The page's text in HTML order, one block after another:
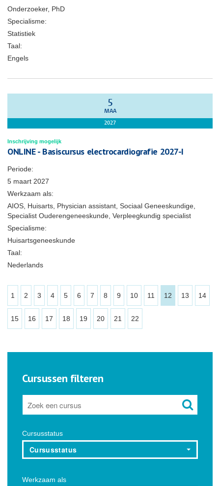
Onderzoeker, PhD
Specialisme:
Statistiek
Taal:
Engels
5
MAA
2027
Inschrijving mogelijk
ONLINE - Basiscursus electrocardiografie 2027-I
Periode:
5 maart 2027
Werkzaam als:
AIOS, Huisarts, Physician assistant, Sociaal Geneeskundige,
Specialist Ouderengeneeskunde, Verpleegkundig specialist
Specialisme:
Huisartsgeneeskunde
Taal:
Nederlands
1 2 3 4 5 6 7 8 9 10 11 12 13 14
15 16 17 18 19 20 21 22
Cursussen filteren
Cursusstatus
Cursusstatus
Werkzaam als